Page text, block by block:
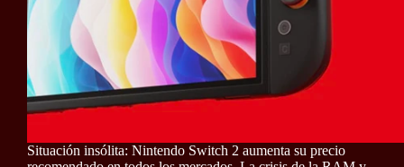
Situación insólita: Nintendo Switch 2 aumenta su precio